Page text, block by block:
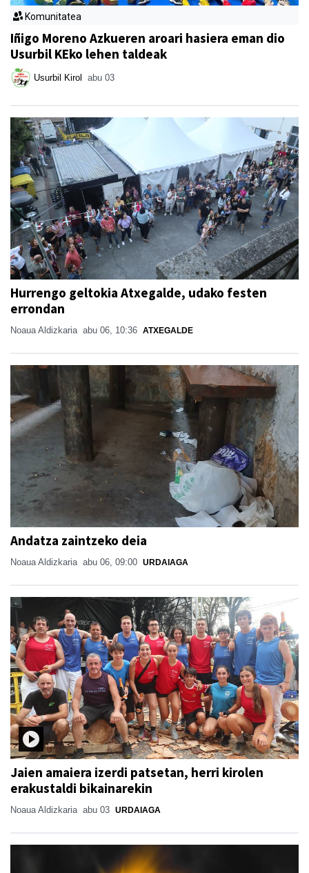
Komunitatea
Iñigo Moreno Azkueren aroari hasiera eman dio
Usurbil KEko lehen taldeak
Usurbil Kirol abu 03
Hurrengo geltokia Atxegalde, udako festen
errondan
Noaua Aldizkaria abu 06, 10:36 ATXEGALDE
Andatza zaintzeko deia
Noaua Aldizkaria abu 06, 09:00 URDAIAGA
Jaien amaiera izerdi patsetan, herri kirolen
erakustaldi bikainarekin
Noaua Aldizkaria abu 03 URDAIAGA